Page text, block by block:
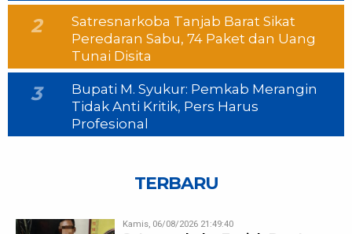
2
Satresnarkoba Tanjab Barat Sikat
Peredaran Sabu, 74 Paket dan Uang
Tunai Disita
3
Bupati M. Syukur: Pemkab Merangin
Tidak Anti Kritik, Pers Harus
Profesional
TERBARU
Kamis, 06/08/2026 21:49:40